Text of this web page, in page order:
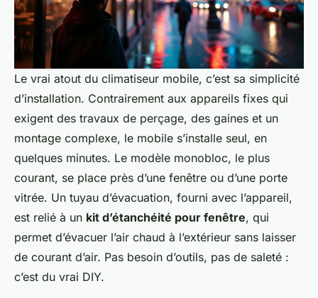
Le vrai atout du climatiseur mobile, c’est sa simplicité
d’installation. Contrairement aux appareils fixes qui
exigent des travaux de perçage, des gaines et un
montage complexe, le mobile s’installe seul, en
quelques minutes. Le modèle monobloc, le plus
courant, se place près d’une fenêtre ou d’une porte
vitrée. Un tuyau d’évacuation, fourni avec l’appareil,
est relié à un kit d’étanchéité pour fenêtre, qui
permet d’évacuer l’air chaud à l’extérieur sans laisser
de courant d’air. Pas besoin d’outils, pas de saleté :
c’est du vrai DIY.